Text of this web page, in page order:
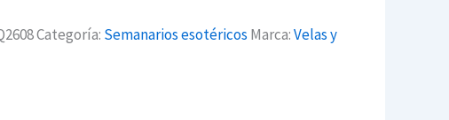
Categoría: Semanarios esotéricos Marca:Velas y